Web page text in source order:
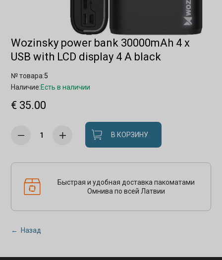
Wozinsky power bank 30000mAh 4 x
USB with LCD display 4 A black
№ товара:5
Наличие:Есть в наличии
€ 35.00
В КОРЗИНУ
Быстрая и удобная доставка пакоматами
Омнива по всей Латвии
← Назад